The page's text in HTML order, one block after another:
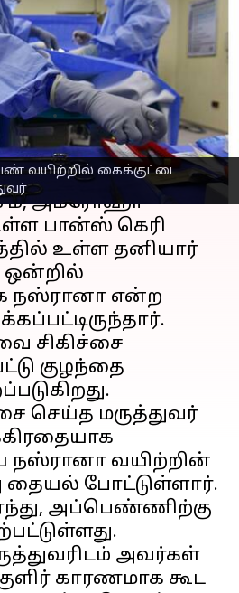
வயிற்றில் கைக்குட்டை
கைக்குட்டை
-
உத்தரவு
05, 2023 06:18 pm
அம்ரோஹா
பான்ஸ் கெரி
உள்ள தனியார்
ஒன்றில்
நஸ்ரானா என்ற
சிகிச்சை
குழந்தை
செய்த மருத்துவர்
நஸ்ரானா வயிற்றின்
போட்டுள்ளார்.
அப்பெண்ணிற்கு
அவர்கள்
காரணமாக கூட